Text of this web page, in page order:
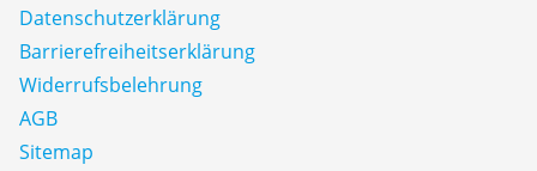
Datenschutz­erklärung
Barrierefreiheitserklärung
Widerrufsbelehrung
AGB
Sitemap